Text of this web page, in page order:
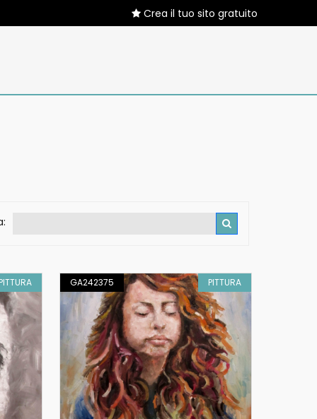
Crea il tuo sito gratuito
GA242375 PITTURA